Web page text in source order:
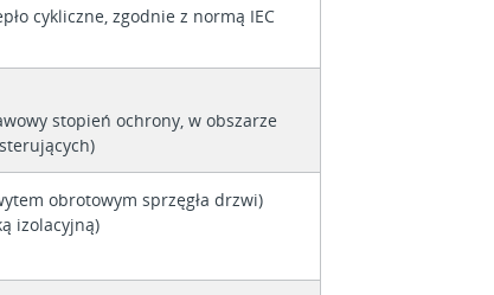
cykliczne, zgodnie z normą IEC
stopień ochrony, w obszarze
obrotowym sprzęgła drzwi)
izolacyjną)